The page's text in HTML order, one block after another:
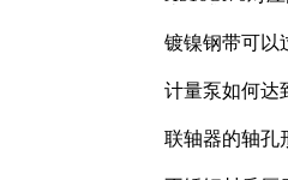
镀镍钢带可以
计量泵如何达
联轴器的轴孔